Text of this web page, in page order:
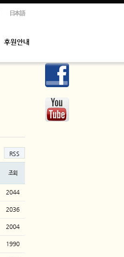
日本語
후원안내
RSS
조회
2044
2036
2004
1990